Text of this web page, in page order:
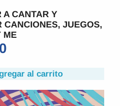
A CANTAR Y
CANCIONES, JUEGOS,
ME
al carrito